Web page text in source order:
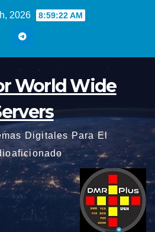
2026 8:59:23 AM
World Wide
Digitales Para El